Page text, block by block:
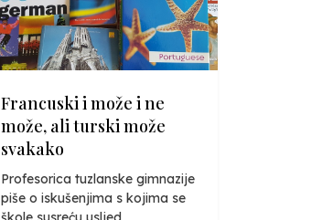
Francuski i može i ne
može, ali turski može
svakako
Profesorica tuzlanske gimnazije
piše o iskušenjima s kojima se